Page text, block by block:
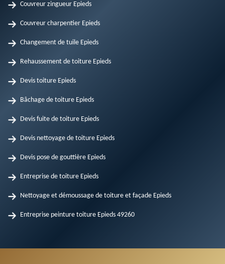
Couvreur zingueur Epieds
Couvreur charpentier Epieds
Changement de tuile Epieds
Rehaussement de toiture Epieds
Devis toiture Epieds
Bâchage de toiture Epieds
Devis fuite de toiture Epieds
Devis nettoyage de toiture Epieds
Devis pose de gouttière Epieds
Entreprise de toiture Epieds
Nettoyage et démoussage de toiture et façade Epieds
Entreprise peinture toiture Epieds 49260